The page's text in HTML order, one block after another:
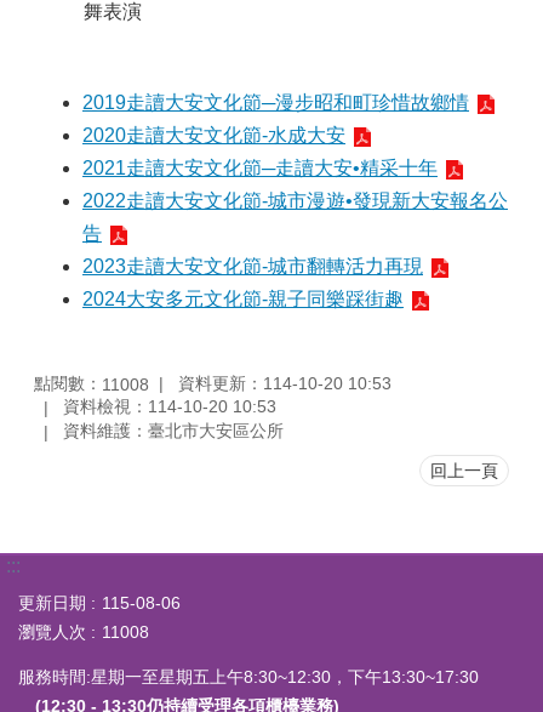
舞表演
2019走讀大安文化節─漫步昭和町珍惜故鄉情
2020走讀大安文化節-水成大安
2021走讀大安文化節─走讀大安•精采十年
2022走讀大安文化節-城市漫遊•發現新大安報名公
告
2023走讀大安文化節-城市翻轉活力再現
2024大安多元文化節-親子同樂踩街趣
點閱數： 11008
資料更新：114-10-20 10:53
資料檢視：114-10-20 10:53
資料維護：臺北市大安區公所
回上一頁
:::
更新日期
115-08-06
瀏覽人次
11008
服務時間:星期一至星期五上午8:30~12:30，下午13:30~17:30
(12:30 - 13:30仍持續受理各項櫃檯業務)